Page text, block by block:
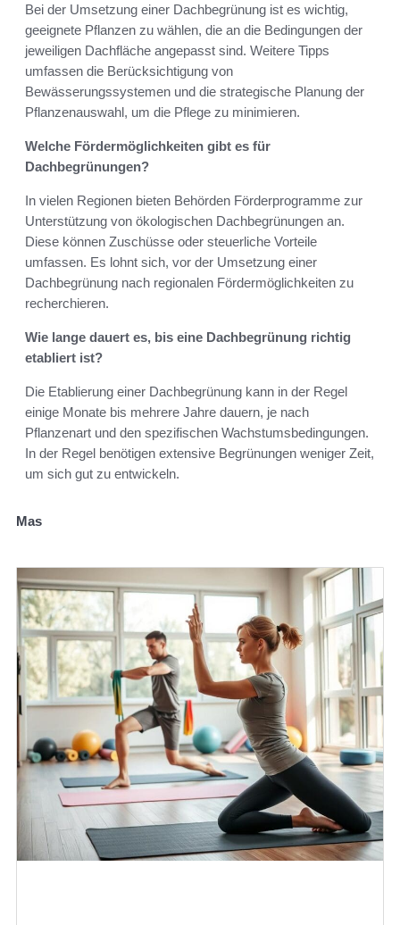
Bei der Umsetzung einer Dachbegrünung ist es wichtig,
geeignete Pflanzen zu wählen, die an die Bedingungen der
jeweiligen Dachfläche angepasst sind. Weitere Tipps
umfassen die Berücksichtigung von
Bewässerungssystemen und die strategische Planung der
Pflanzenauswahl, um die Pflege zu minimieren.
Welche Fördermöglichkeiten gibt es für
Dachbegrünungen?
In vielen Regionen bieten Behörden Förderprogramme zur
Unterstützung von ökologischen Dachbegrünungen an.
Diese können Zuschüsse oder steuerliche Vorteile
umfassen. Es lohnt sich, vor der Umsetzung einer
Dachbegrünung nach regionalen Fördermöglichkeiten zu
recherchieren.
Wie lange dauert es, bis eine Dachbegrünung richtig
etabliert ist?
Die Etablierung einer Dachbegrünung kann in der Regel
einige Monate bis mehrere Jahre dauern, je nach
Pflanzenart und den spezifischen Wachstumsbedingungen.
In der Regel benötigen extensive Begrünungen weniger Zeit,
um sich gut zu entwickeln.
Mas